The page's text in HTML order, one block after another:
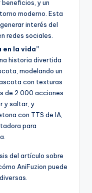
y un
moderno. Esta
interés del
redes sociales.
en la vida”
historia divertida
modelando un
con texturas
de 2.000 acciones
y saltar, y
con TTS de IA,
para
del artículo sobre
AniFuzion puede